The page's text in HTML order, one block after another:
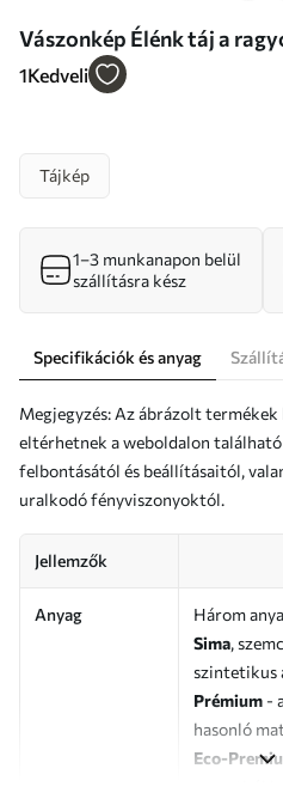
Vászonkép Élénk
1Kedveli
Tájkép
1–3 munkanapon belül
szállításra kész
Specifikációk és anyag
Megjegyzés: Az ábrázolt termékek
eltérhetnek a weboldalon
felbontásától és beállításaitól,
uralkodó fényviszonyoktól.
Jellemzők
Anyag
Három
Sima,
szintetikus
Prémium -
hasonló
Eco-